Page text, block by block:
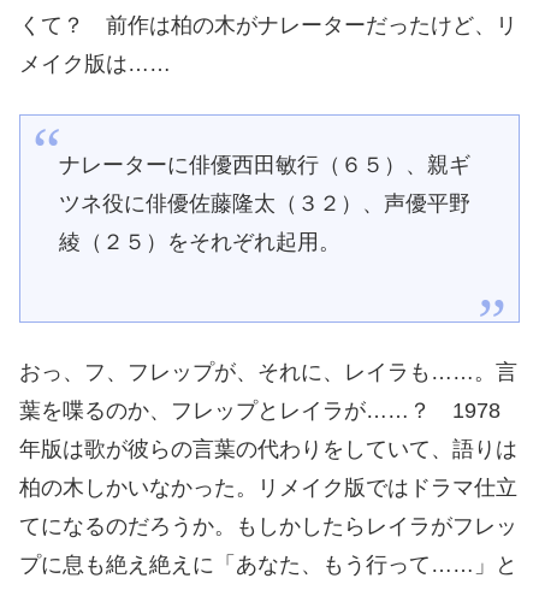
くて？ 前作は柏の木がナレーターだったけど、リ
メイク版は……
ナレーターに俳優西田敏行（６５）、親ギ
ツネ役に俳優佐藤隆太（３２）、声優平野
綾（２５）をそれぞれ起用。
おっ、フ、フレップが、それに、レイラも……。言
葉を喋るのか、フレップとレイラが……？ 1978
年版は歌が彼らの言葉の代わりをしていて、語りは
柏の木しかいなかった。リメイク版ではドラマ仕立
てになるのだろうか。もしかしたらレイラがフレッ
プに息も絶え絶えに「あなた、もう行って……」と